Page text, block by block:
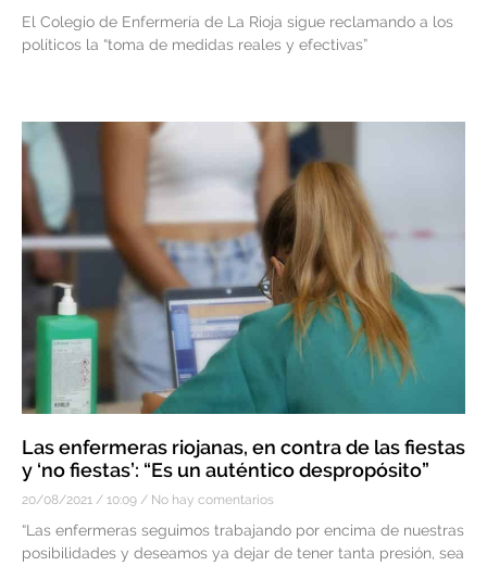
El Colegio de Enfermería de La Rioja sigue reclamando a los
políticos la “toma de medidas reales y efectivas”
Las enfermeras riojanas, en contra de las fiestas
y ‘no fiestas’: “Es un auténtico despropósito”
20/08/2021 10:09 No hay comentarios
“Las enfermeras seguimos trabajando por encima de nuestras
posibilidades y deseamos ya dejar de tener tanta presión, sea